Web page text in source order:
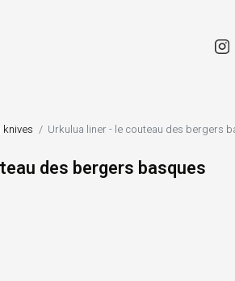
Urkulua liner - le couteau des bergers
des bergers basques